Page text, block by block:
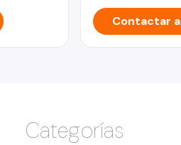
Contactar
Categorías